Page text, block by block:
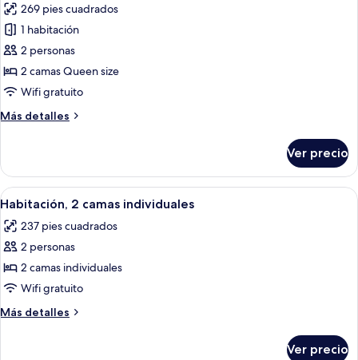
size
las
fotos
de
Habitación
superior,
camas
269 pies cuadrados
1 habitación
2 personas
2 camas Queen size
Wifi gratuito
Más detalles
Más
superior,
camas
size
Ver precio
Abrir
todas
las
fotos
de
Habitación,
2
camas
Una habitación de hotel con
11
Habitación, 2 camas individuales
237 pies cuadrados
2 personas
2 camas individuales
Wifi gratuito
Más detalles
Más
Ver precio